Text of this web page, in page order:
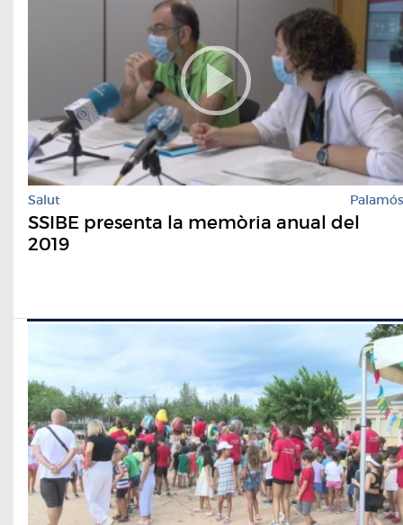
Salut Palamós
SSIBE presenta la memòria anual del
2019